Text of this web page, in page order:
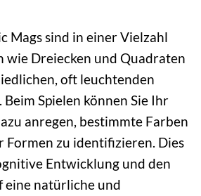
Mags sind in einer Vielzahl
wie Dreiecken und Quadraten
oft leuchtenden
Spielen können Sie Ihr
anregen, bestimmte Farben
Formen zu identifizieren. Dies
Entwicklung und den
eine natürliche und